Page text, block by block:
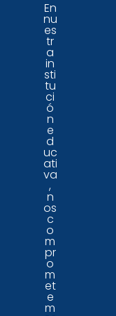
En
nu
es
tr
a
in
sti
tu
ci
ó
n
e
d
uc
ati
va
,
n
os
c
o
m
pr
o
m
et
e
m